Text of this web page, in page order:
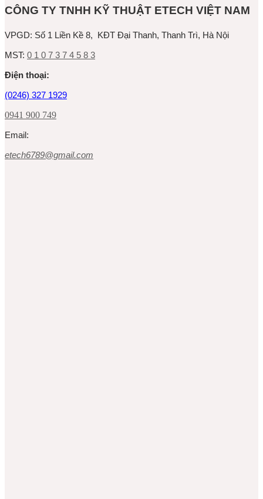
CÔNG TY TNHH KỸ THUẬT ETECH VIỆT NAM
VPGD: Số 1 Liền Kề 8, KĐT Đại Thanh, Thanh Trì, Hà Nội
MST: 0 1 0 7 3 7 4 5 8 3
Ðiện thoại:
(0246) 327 1929
0941 900 749
Email:
etech6789@gmail.com